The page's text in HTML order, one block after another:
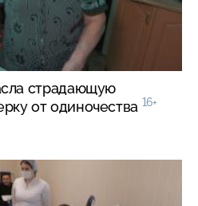
страдающую
от одиночества 16+